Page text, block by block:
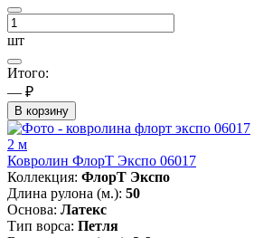
шт
Итого:
— ₽
В корзину
2 м
Ковролин ФлорТ Экспо 06017
Коллекция: ФлорТ Экспо
Длина рулона (м.): 50
Основа: Латекс
Тип ворса: Петля